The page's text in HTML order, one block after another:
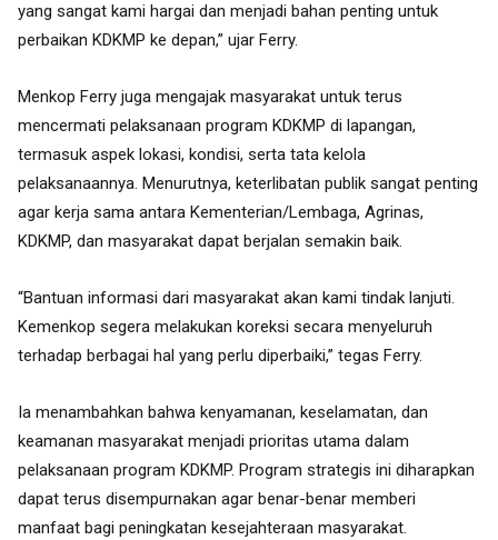
yang sangat kami hargai dan menjadi bahan penting untuk
perbaikan KDKMP ke depan,” ujar Ferry.
Menkop Ferry juga mengajak masyarakat untuk terus
mencermati pelaksanaan program KDKMP di lapangan,
termasuk aspek lokasi, kondisi, serta tata kelola
pelaksanaannya. Menurutnya, keterlibatan publik sangat penting
agar kerja sama antara Kementerian/Lembaga, Agrinas,
KDKMP, dan masyarakat dapat berjalan semakin baik.
“Bantuan informasi dari masyarakat akan kami tindak lanjuti.
Kemenkop segera melakukan koreksi secara menyeluruh
terhadap berbagai hal yang perlu diperbaiki,” tegas Ferry.
Ia menambahkan bahwa kenyamanan, keselamatan, dan
keamanan masyarakat menjadi prioritas utama dalam
pelaksanaan program KDKMP. Program strategis ini diharapkan
dapat terus disempurnakan agar benar-benar memberi
manfaat bagi peningkatan kesejahteraan masyarakat.